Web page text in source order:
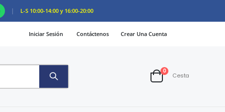
| L-S 10:00-14:00 y 16:00-20:00
Iniciar Sesión Contáctenos Crear Una Cuenta
Cart
0artículos
Cesta